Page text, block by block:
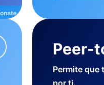
Peer-
Permite que
por ti.